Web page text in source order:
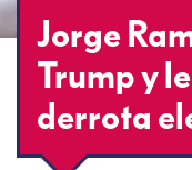
Jorge
Trump y
derrota